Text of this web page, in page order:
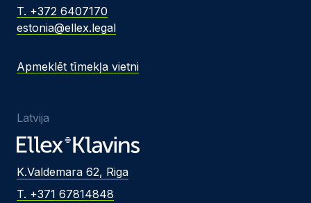
T. +372 6407170
estonia@ellex.legal
Apmeklēt tīmekļa vietni
Latvija
K.Valdemara 62, Riga
T. +371 67814848